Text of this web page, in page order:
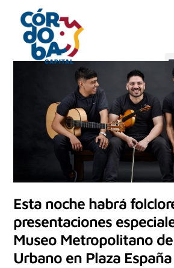
Esta noche habrá
presentaciones
Museo Metropolitano
Urbano en Plaza España